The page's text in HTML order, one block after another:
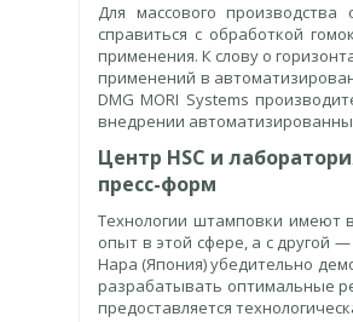
Для массового
справиться с обработкой
применения. К слову о
применений в
DMG MORI Systems
внедрении
Центр HSC и
пресс-форм
Технологии штамповки имеют
опыт в этой сфере, а с другой
Нара (Япония) убедительно
разрабатывать оптимальные
предоставляется